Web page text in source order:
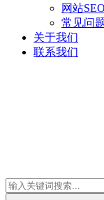
网站SEO
常见问
关于我们
联系我们